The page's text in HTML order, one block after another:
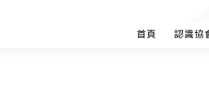
首頁 認識協